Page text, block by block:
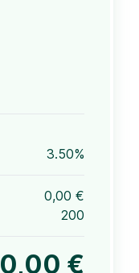
3.50%
0,00 €
200
0,00 €